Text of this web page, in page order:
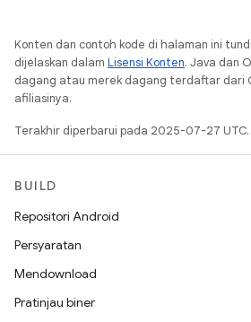
Konten dan contoh kode di halaman ini
dijelaskan dalam Lisensi Konten. Java dan
dagang atau merek dagang terdaftar dari
afiliasinya.
Terakhir diperbarui pada 2025-07-27 UTC.
BUILD
Repositori Android
Persyaratan
Mendownload
Pratinjau biner